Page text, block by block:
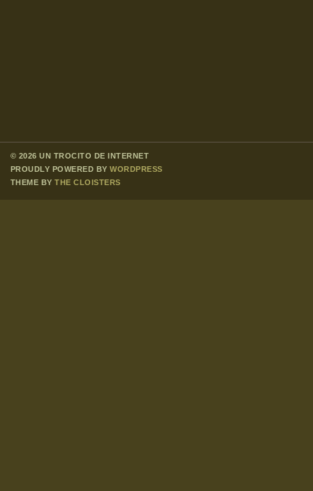
© 2026 UN TROCITO DE INTERNET
PROUDLY POWERED BYWORDPRESS
THEME BYTHE CLOISTERS